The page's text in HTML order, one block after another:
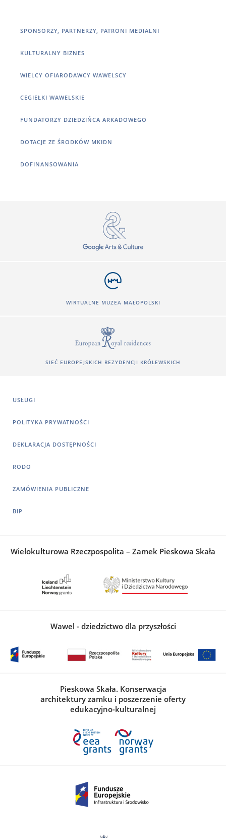
SPONSORZY, PARTNERZY, PATRONI MEDIALNI
KULTURALNY BIZNES
WIELCY OFIARODAWCY WAWELSCY
CEGIEŁKI WAWELSKIE
FUNDATORZY DZIEDZIŃCA ARKADOWEGO
DOTACJE ZE ŚRODKÓW MKIDN
DOFINANSOWANIA
WIRTUALNE MUZEA MAŁOPOLSKI
SIEĆ EUROPEJSKICH REZYDENCJI KRÓLEWSKICH
USŁUGI
POLITYKA PRYWATNOŚCI
DEKLARACJA DOSTĘPNOŚCI
RODO
ZAMÓWIENIA PUBLICZNE
BIP
Wielokulturowa Rzeczpospolita – Zamek Pieskowa Skała
Wawel - dziedzictwo dla przyszłości
Pieskowa Skała. Konserwacja
architektury zamku i poszerzenie oferty
edukacyjno-kulturalnej